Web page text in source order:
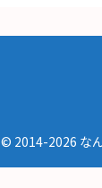
© 2014-2026 な